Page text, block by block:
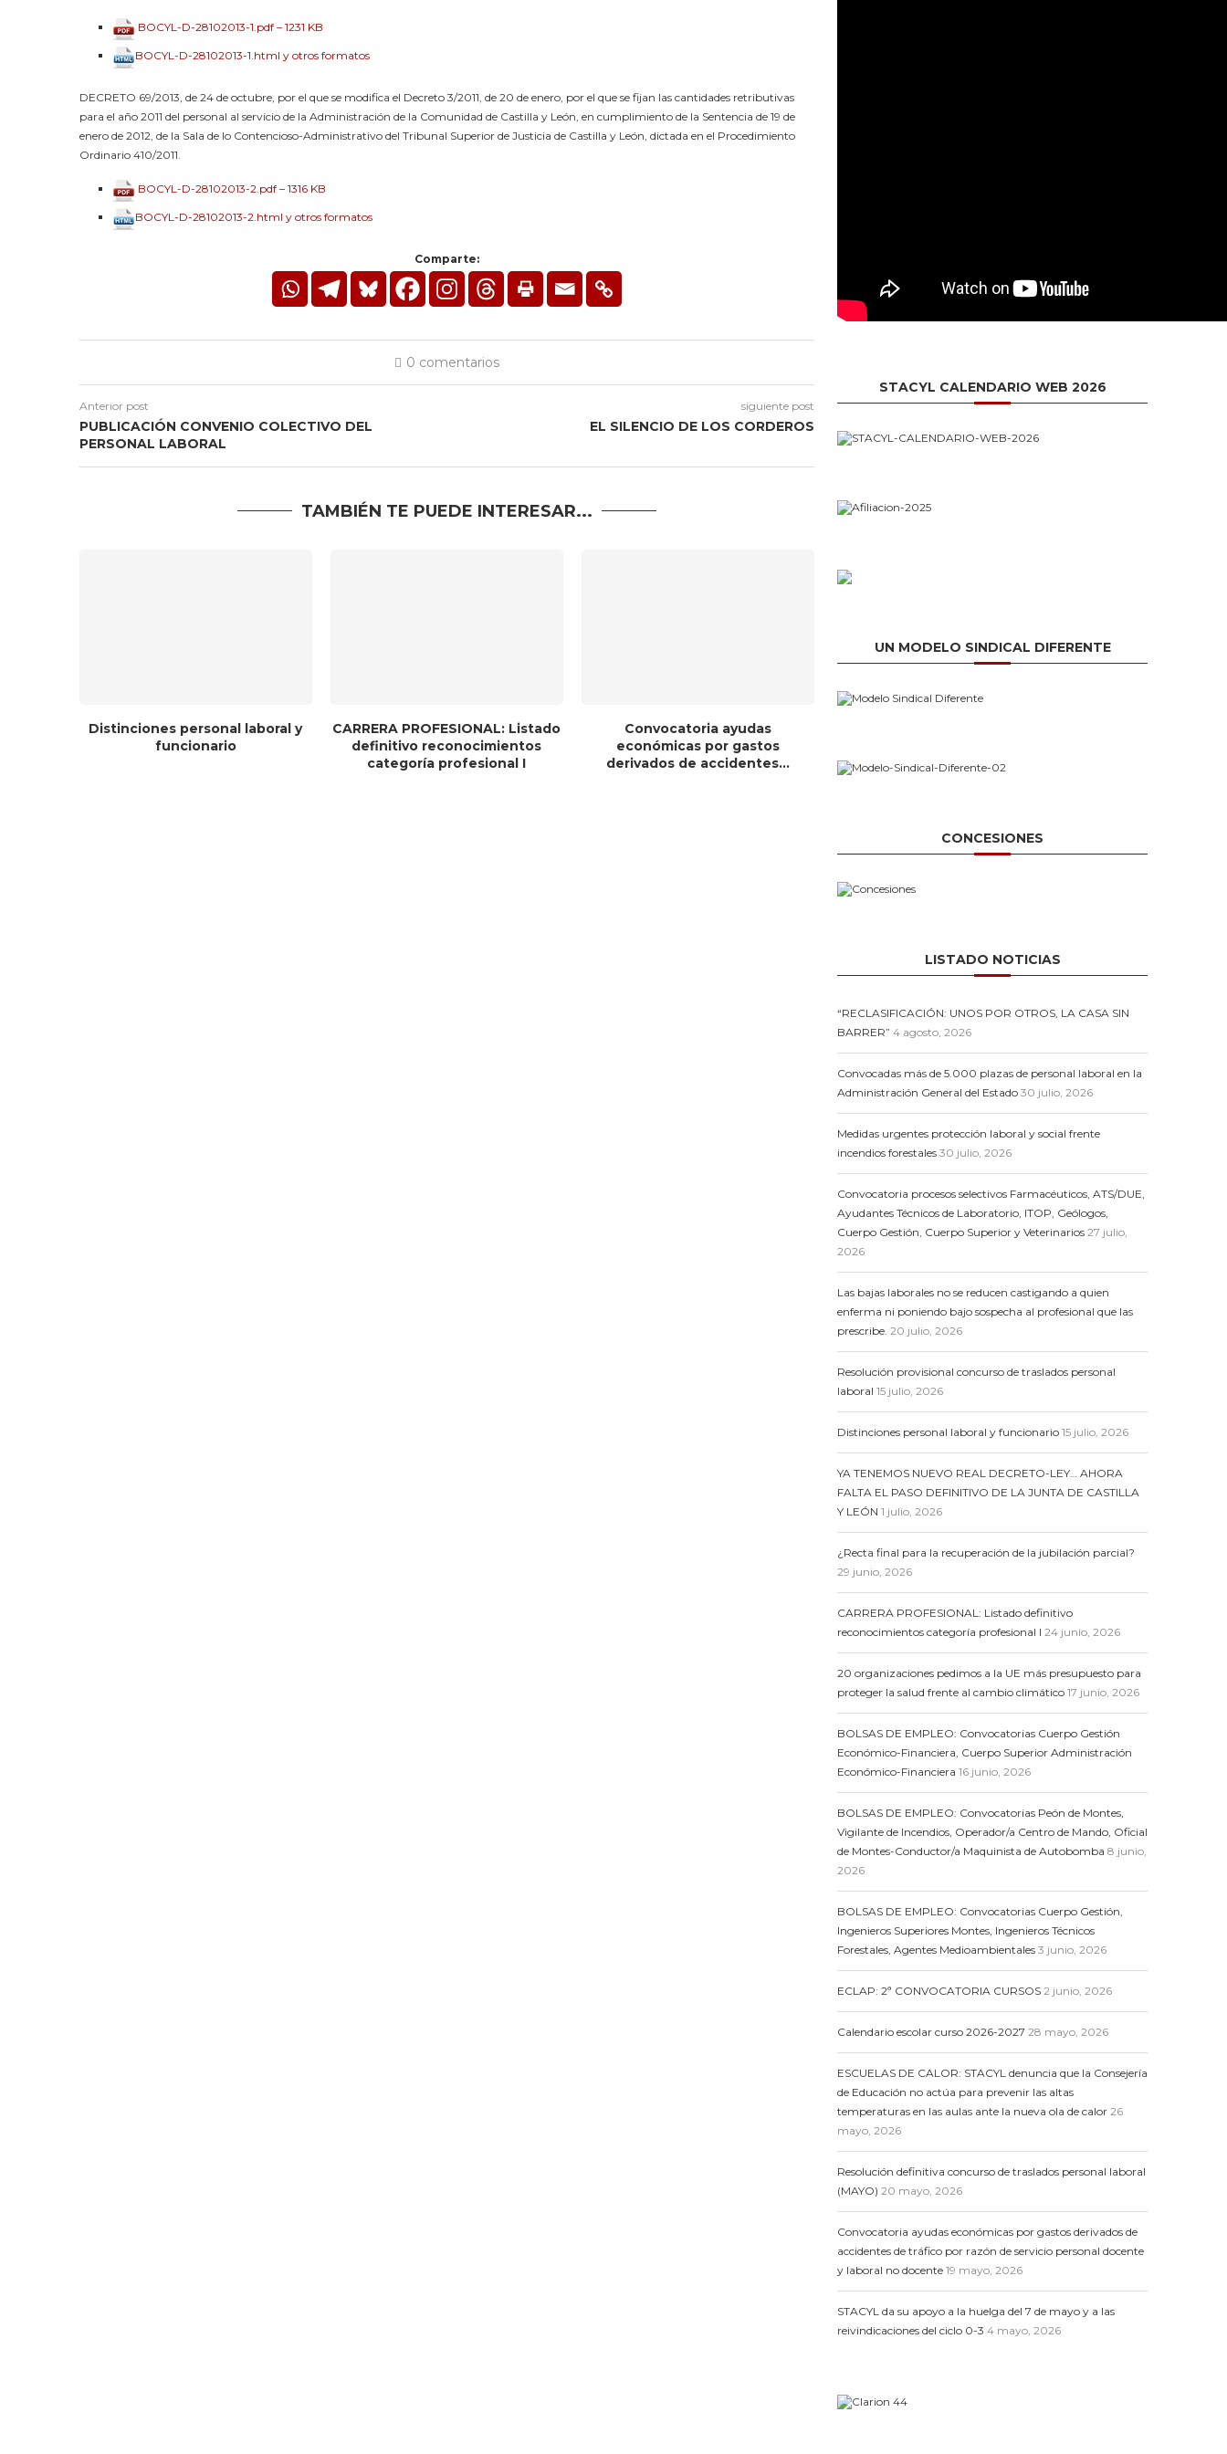
BOCYL-D-28102013-1.pdf – 1231 KB
BOCYL-D-28102013-1.html y otros formatos
DECRETO 69/2013, de 24 de octubre, por el que se modifica el Decreto 3/2011, de 20 de enero, por el que se fijan las cantidades retributivas
para el año 2011 del personal al servicio de la Administración de la Comunidad de Castilla y León, en cumplimiento de la Sentencia de 19 de
enero de 2012, de la Sala de lo Contencioso-Administrativo del Tribunal Superior de Justicia de Castilla y León, dictada en el Procedimiento
Ordinario 410/2011.
BOCYL-D-28102013-2.pdf – 1316 KB
BOCYL-D-28102013-2.html y otros formatos
Comparte:
0 comentarios
Anterior post
PUBLICACIÓN CONVENIO COLECTIVO DEL
PERSONAL LABORAL
siguiente post
EL SILENCIO DE LOS CORDEROS
TAMBIÉN TE PUEDE INTERESAR...
Distinciones personal laboral y
funcionario
CARRERA PROFESIONAL: Listado
definitivo reconocimientos
categoría profesional I
Convocatoria ayudas
económicas por gastos
derivados de accidentes...
STACYL CALENDARIO WEB 2026
UN MODELO SINDICAL DIFERENTE
CONCESIONES
LISTADO NOTICIAS
“RECLASIFICACIÓN: UNOS POR OTROS, LA CASA SIN
BARRER” 4 agosto, 2026
Convocadas más de 5.000 plazas de personal laboral en la
Administración General del Estado 30 julio, 2026
Medidas urgentes protección laboral y social frente
incendios forestales 30 julio, 2026
Convocatoria procesos selectivos Farmacéuticos, ATS/DUE,
Ayudantes Técnicos de Laboratorio, ITOP, Geólogos,
Cuerpo Gestión, Cuerpo Superior y Veterinarios 27 julio,
2026
Las bajas laborales no se reducen castigando a quien
enferma ni poniendo bajo sospecha al profesional que las
prescribe. 20 julio, 2026
Resolución provisional concurso de traslados personal
laboral 15 julio, 2026
Distinciones personal laboral y funcionario 15 julio, 2026
YA TENEMOS NUEVO REAL DECRETO-LEY… AHORA
FALTA EL PASO DEFINITIVO DE LA JUNTA DE CASTILLA
Y LEÓN 1 julio, 2026
¿Recta final para la recuperación de la jubilación parcial?
29 junio, 2026
CARRERA PROFESIONAL: Listado definitivo
reconocimientos categoría profesional I 24 junio, 2026
20 organizaciones pedimos a la UE más presupuesto para
proteger la salud frente al cambio climático 17 junio, 2026
BOLSAS DE EMPLEO: Convocatorias Cuerpo Gestión
Económico-Financiera, Cuerpo Superior Administración
Económico-Financiera 16 junio, 2026
BOLSAS DE EMPLEO: Convocatorias Peón de Montes,
Vigilante de Incendios, Operador/a Centro de Mando, Oficial
de Montes-Conductor/a Maquinista de Autobomba 8 junio,
2026
BOLSAS DE EMPLEO: Convocatorias Cuerpo Gestión,
Ingenieros Superiores Montes, Ingenieros Técnicos
Forestales, Agentes Medioambientales 3 junio, 2026
ECLAP: 2ª CONVOCATORIA CURSOS 2 junio, 2026
Calendario escolar curso 2026-2027 28 mayo, 2026
ESCUELAS DE CALOR: STACYL denuncia que la Consejería
de Educación no actúa para prevenir las altas
temperaturas en las aulas ante la nueva ola de calor 26
mayo, 2026
Resolución definitiva concurso de traslados personal laboral
(MAYO) 20 mayo, 2026
Convocatoria ayudas económicas por gastos derivados de
accidentes de tráfico por razón de servicio personal docente
y laboral no docente 19 mayo, 2026
STACYL da su apoyo a la huelga del 7 de mayo y a las
reivindicaciones del ciclo 0-3 4 mayo, 2026